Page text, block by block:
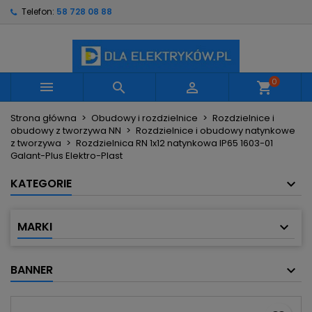
Telefon: 58 728 08 88
   shopping_cart0
Strona główna Obudowy i rozdzielnice
Rozdzielnice i
obudowy z tworzywa NN
Rozdzielnice i obudowy natynkowe
z tworzywa
Rozdzielnica RN 1x12 natynkowa IP65 1603-01
Galant-Plus Elektro-Plast
KATEGORIE
MARKI
BANNER
Utwórz nową listę
Nazwa listy życzeń
Anuluj Utwórz listę życzeń
Musisz być zalogowany by zapisać produkty na
swojej liście życzeń.
Anuluj Zaloguj się